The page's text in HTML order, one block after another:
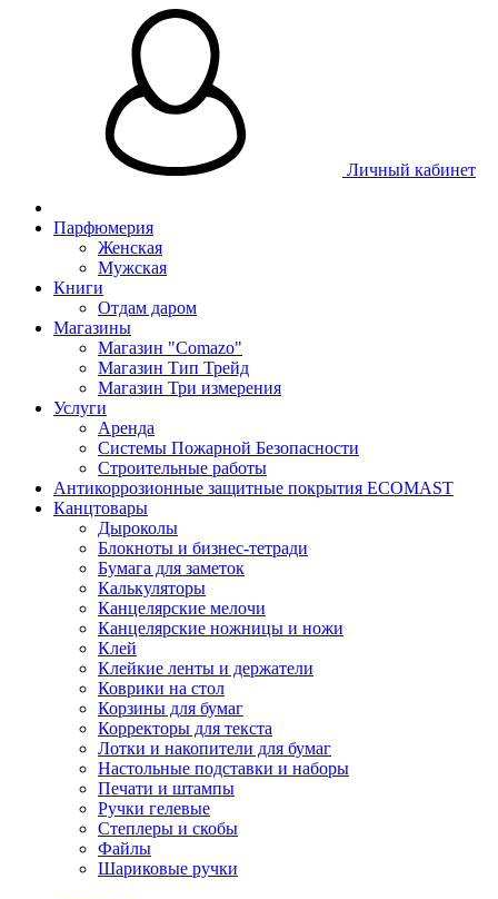
Личный кабинет
Парфюмерия
Женская
Мужская
Книги
Отдам даром
Магазины
Магазин "Comazo"
Магазин Тип Трейд
Магазин Три измерения
Услуги
Аренда
Системы Пожарной Безопасности
Строительные работы
Антикоррозионные защитные покрытия ECOMAST
Канцтовары
Дыроколы
Блокноты и бизнес-тетради
Бумага для заметок
Калькуляторы
Канцелярские мелочи
Канцелярские ножницы и ножи
Клей
Клейкие ленты и держатели
Коврики на стол
Корзины для бумаг
Корректоры для текста
Лотки и накопители для бумаг
Настольные подставки и наборы
Печати и штампы
Ручки гелевые
Степлеры и скобы
Файлы
Шариковые ручки